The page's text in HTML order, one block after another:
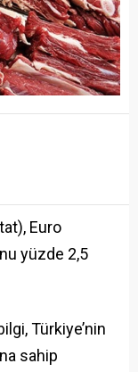
Euro
yüzde 2,5
Türkiye’nin
sahip